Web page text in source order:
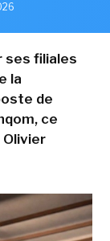
ses filiales
la
de
ce